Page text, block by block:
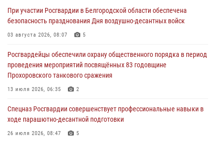
Сотрудники Росгвардии задержали подозреваемую в краже
товаров из гипермаркета в Белгороде
03 августа 2026, 13:29
«Я расскажу вам о Герое»: история подполковника милиции в
отставке Виктора Хайрулика (видео)
03 августа 2026, 10:37
сборов «Армата» в Белгородской области
03 августа 2026, 10:12
При участии Росгвардии в Белгородской области обеспечена
безопасность празднования Дня воздушно-десантных войск
03 августа 2026, 08:07 5
Росгвардейцы обеспечили охрану общественного порядка в период
проведения мероприятий посвящённых 83 годовщине
Прохоровского танкового сражения
13 июля 2026, 06:35 2
Спецназ Росгвардии совершенствует профессиональные навыки в
ходе парашютно-десантной подготовки
26 июля 2026, 08:47 5